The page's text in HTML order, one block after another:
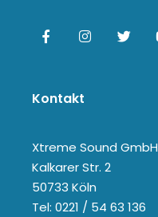
Kontakt
Xtreme Sound GmbH
Kalkarer Str. 2
50733 Köln
Tel: 0221 / 54 63 136